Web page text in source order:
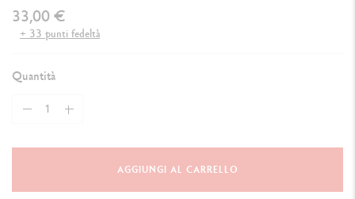
33,00 €
+ 33 punti fedeltà
Quantità
AGGIUNGI AL CARRELLO